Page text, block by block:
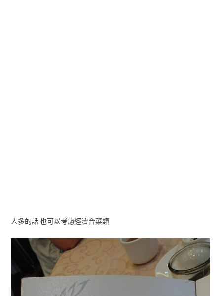
人多的話 也可以考慮經濟合菜類